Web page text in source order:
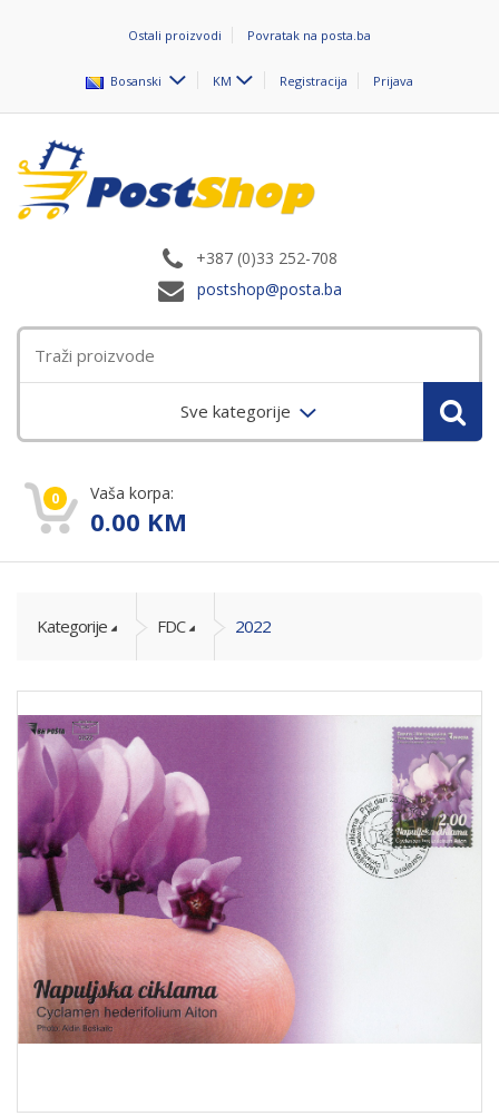
Ostali proizvodi Povratak na posta.ba
Bosanski KM Registracija Prijava
+387 (0)33 252-708
postshop@posta.ba
Sve kategorije
0 Vaša korpa:
0.00 KM
Kategorije FDC 2022